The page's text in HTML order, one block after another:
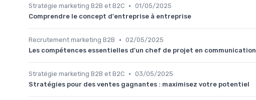
Stratégie marketing B2B et B2C • 01/05/2025
Comprendre le concept d'entreprise à entreprise
Recrutement marketing B2B • 02/05/2025
Les compétences essentielles d'un chef de projet en communication
Stratégie marketing B2B et B2C • 03/05/2025
Stratégies pour des ventes gagnantes : maximisez votre potentiel